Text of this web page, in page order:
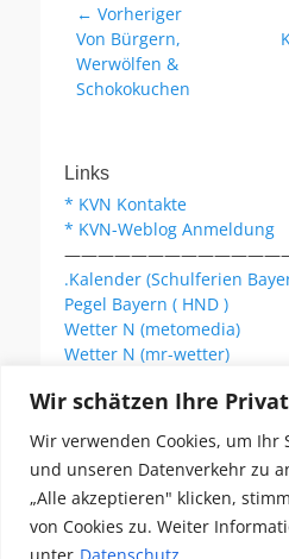
Wir schätzen Ihre
Wir verwenden Cookies, um
und unseren Datenverkehr zu
„Alle akzeptieren" klicken,
von Cookies zu. Weiter
unter Datenschutz
Beitragsnavigation
← Vorheriger
Vorheriger
Beitrag:
Von Bürgern,
Werwölfen &
Schokokuchen
Links
* KVN Kontakte
* KVN-Weblog Anmeldung
.Kalender (Schulferien
Pegel Bayern ( HND )
Wetter N (metomedia)
Wetter N (mr-wetter)
KVN Newsletter
Your email: